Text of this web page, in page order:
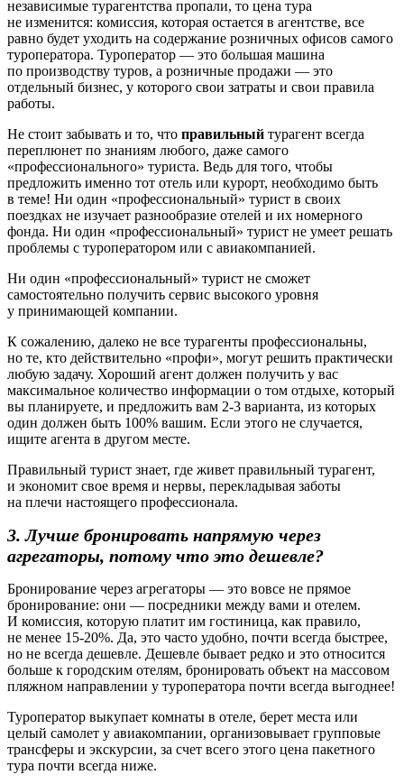
независимые турагентства пропали, то цена тура
не изменится: комиссия, которая остается в агентстве, все
равно будет уходить на содержание розничных офисов самого
туроператора. Туроператор — это большая машина
по производству туров, а розничные продажи — это
отдельный бизнес, у которого свои затраты и свои правила
работы.
Не стоит забывать и то, что правильный турагент всегда
переплюнет по знаниям любого, даже самого
«профессионального» туриста. Ведь для того, чтобы
предложить именно тот отель или курорт, необходимо быть
в теме! Ни один «профессиональный» турист в своих
поездках не изучает разнообразие отелей и их номерного
фонда. Ни один «профессиональный» турист не умеет решать
проблемы с туроператором или с авиакомпанией.
Ни один «профессиональный» турист не сможет
самостоятельно получить сервис высокого уровня
у принимающей компании.
К сожалению, далеко не все турагенты профессиональны,
но те, кто действительно «профи», могут решить практически
любую задачу. Хороший агент должен получить у вас
максимальное количество информации о том отдыхе, который
вы планируете, и предложить вам 2-3 варианта, из которых
один должен быть 100% вашим. Если этого не случается,
ищите агента в другом месте.
Правильный турист знает, где живет правильный турагент,
и экономит свое время и нервы, перекладывая заботы
на плечи настоящего профессионала.
3. Лучше бронировать напрямую через
агрегаторы, потому что это дешевле?
Бронирование через агрегаторы — это вовсе не прямое
бронирование: они — посредники между вами и отелем.
И комиссия, которую платит им гостиница, как правило,
не менее 15-20%. Да, это часто удобно, почти всегда быстрее,
но не всегда дешевле. Дешевле бывает редко и это относится
больше к городским отелям, бронировать объект на массовом
пляжном направлении у туроператора почти всегда выгоднее!
Туроператор выкупает комнаты в отеле, берет места или
целый самолет у авиакомпании, организовывает групповые
трансферы и экскурсии, за счет всего этого цена пакетного
тура почти всегда ниже.